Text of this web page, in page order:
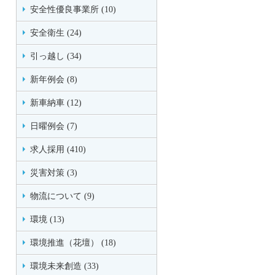
安全性優良事業所 (10)
安全衛生 (24)
引っ越し (34)
新年例会 (8)
新車納車 (12)
日曜例会 (7)
求人採用 (410)
災害対策 (3)
物流について (9)
環境 (13)
環境推進（花壇） (18)
環境未来創造 (33)